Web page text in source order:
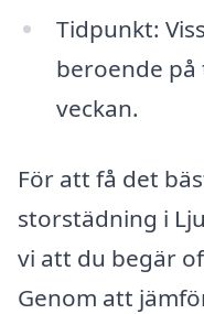
Tidpunkt:
beroende
veckan.
För att få det
storstädning i
vi att du begär
Genom att